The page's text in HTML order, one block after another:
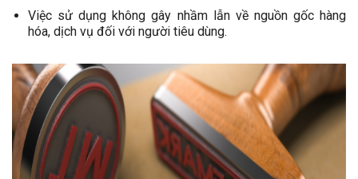
Việc sử dụng không gây nhầm lẫn về nguồn gốc hàng
hóa, dịch vụ đối với người tiêu dùng.